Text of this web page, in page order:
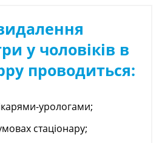
у чоловіків в
проводиться:
урологами;
стаціонару;